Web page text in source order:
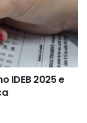
IDEB 2025 e